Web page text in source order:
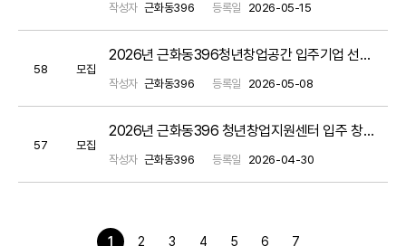
작성자 근화동396 등록일 2026-05-15
58 모집
2026년 근화동396청년창업공간 입주기업 선택형 맞춤형 지원 프로그램 신청 안내 / 공동 매뉴얼 참고
작성자 근화동396 등록일 2026-05-08
57 모집
2026년 근화동396 청년창업지원센터 입주 창업팀 모집 공고(~05.20.)
작성자 근화동396 등록일 2026-04-30
1 2 3 4 5 6 7